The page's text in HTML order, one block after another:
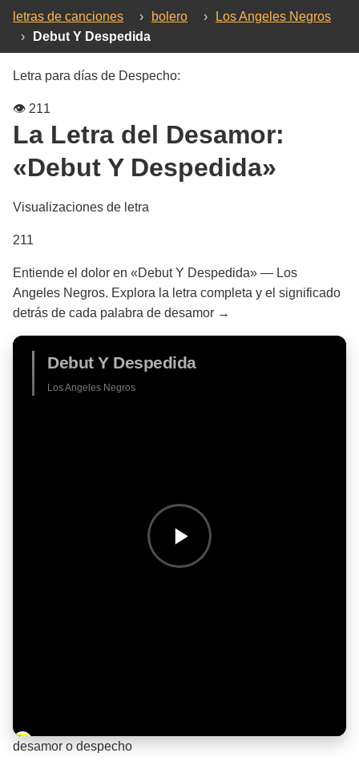
letras de canciones › bolero ›
Los Angeles Negros
›
Debut Y Despedida
Letra para días de Despecho:
👁️ 211
La Letra del Desamor:
«Debut Y Despedida»
Visualizaciones de letra
211
Entiende el dolor en «Debut Y Despedida» — Los
Angeles Negros. Explora la letra completa y el significado
detrás de cada palabra de desamor →
Debut Y Despedida
Los Angeles Negros
Barra de progreso de la reproducción
desamor o despecho